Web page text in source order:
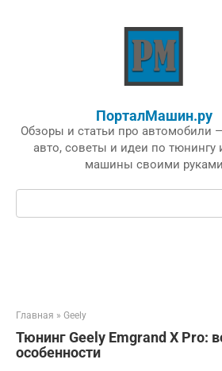
ПорталМашин.ру
Обзоры и статьи про автомобили
авто, советы и идеи по тюнингу
машины своими руками
Поиск:
Главная » Geely
Тюнинг Geely Emgrand X Pro:
особенности